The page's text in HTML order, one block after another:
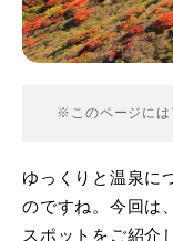
※このページには
ゆっくりと温泉に
のですね。今回は
スポットをご紹介